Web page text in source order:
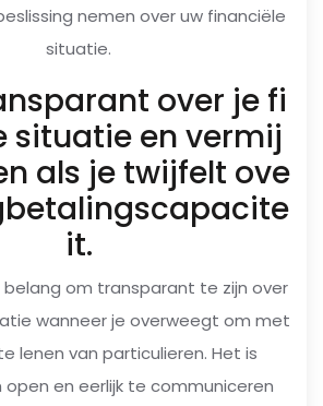
nemen over uw financiële
situatie.
over je fi
situatie en vermij
als je twijfelt ove
it.
om transparant te zijn over
wanneer je overweegt om met
lenen van particulieren. Het is
en eerlijk te communiceren